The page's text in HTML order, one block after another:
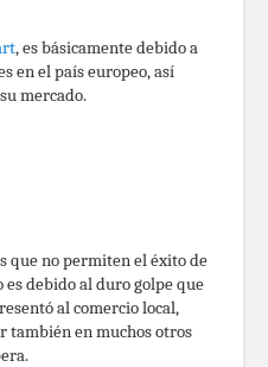
, es básicamente debido a
en el país europeo, así
mercado.
que no permiten el éxito de
es debido al duro golpe que
al comercio local,
también en muchos otros